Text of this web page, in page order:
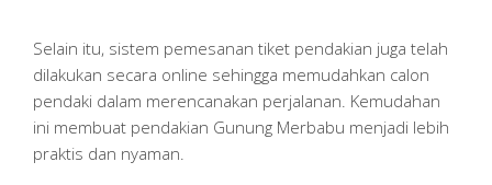
Selain itu, sistem pemesanan tiket pendakian juga telah
dilakukan secara online sehingga memudahkan calon
pendaki dalam merencanakan perjalanan. Kemudahan
ini membuat pendakian Gunung Merbabu menjadi lebih
praktis dan nyaman.